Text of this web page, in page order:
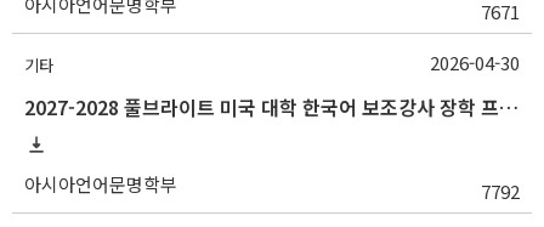
7671
기타
2027-2028 풀브라이트 미국 대학 한국어 보조강사 장학 프로그램 지원 안내
아시아언어문명학부 7792
2026-04-30